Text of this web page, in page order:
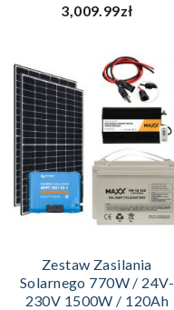
3,009.99zł
Zestaw Zasilania
Solarnego 770W / 24V-
230V 1500W / 120Ah